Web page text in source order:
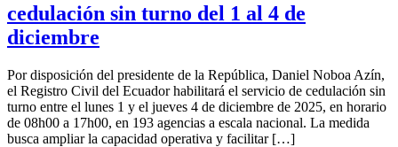
cedulación sin turno del 1 al 4 de
diciembre
Por disposición del presidente de la República, Daniel Noboa Azín,
el Registro Civil del Ecuador habilitará el servicio de cedulación sin
turno entre el lunes 1 y el jueves 4 de diciembre de 2025, en horario
de 08h00 a 17h00, en 193 agencias a escala nacional. La medida
busca ampliar la capacidad operativa y facilitar […]